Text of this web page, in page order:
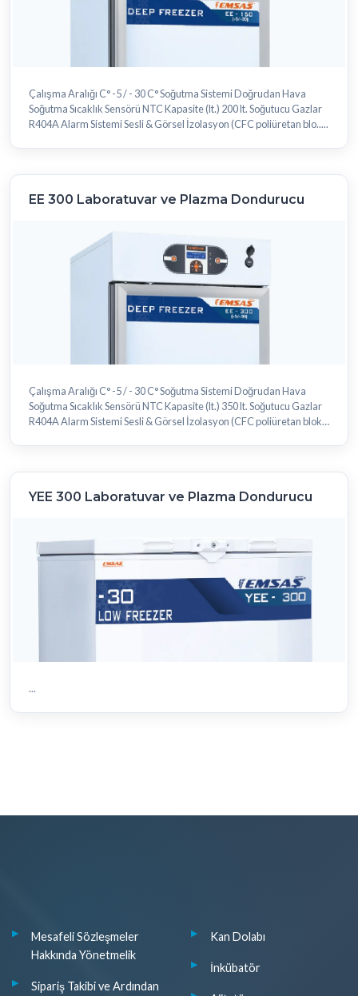
Çalışma Aralığı C° -5 / - 30 C° Soğutma Sistemi Doğrudan Hava
Soğutma Sıcaklık Sensörü NTC Kapasite (lt.) 200 lt. Soğutucu Gazlar
R404A Alarm Sistemi Sesli & Görsel İzolasyon (CFC poliüretan blo.....
EE 300 Laboratuvar ve Plazma Dondurucu
Çalışma Aralığı C° -5 / - 30 C° Soğutma Sistemi Doğrudan Hava
Soğutma Sıcaklık Sensörü NTC Kapasite (lt.) 350 lt. Soğutucu Gazlar
R404A Alarm Sistemi Sesli & Görsel İzolasyon (CFC poliüretan blok)
YEE 300 Laboratuvar ve Plazma Dondurucu
...
Mesafeli Sözleşmeler
Hakkında Yönetmelik
Sipariş Takibi ve Ardından
Kan Dolabı
İnkübatör